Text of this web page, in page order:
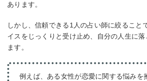
あります。
しかし、信頼できる1人の占い師に絞ること
イスをじっくりと受け止め、自分の人生に
ます。
例えば、ある女性が恋愛に関する悩みを